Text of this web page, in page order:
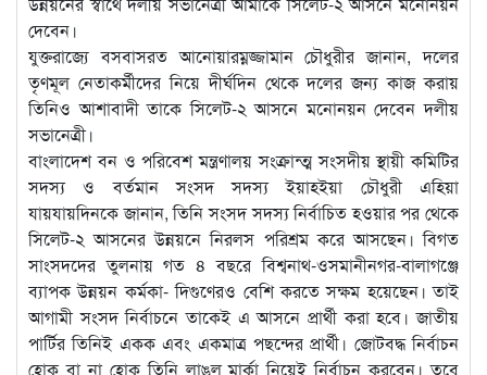
দেবেন।
যুক্তরাজ্যে বসবাসরত আনোয়ারম্নজ্জামান চৌধুরীর জানান, দলের
তৃণমূল নেতাকর্মীদের নিয়ে দীর্ঘদিন থেকে দলের জন্য কাজ করায়
তিনিও আশাবাদী তাকে সিলেট-২ আসনে মনোনয়ন দেবেন দলীয়
সভানেত্রী।
বাংলাদেশ বন ও পরিবেশ মন্ত্রণালয় সংক্রান্ত্ম সংসদীয় স্থায়ী কমিটির
সদস্য ও বর্তমান সংসদ সদস্য ইয়াহইয়া চৌধুরী এহিয়া
যায়যায়দিনকে জানান, তিনি সংসদ সদস্য নির্বাচিত হওয়ার পর থেকে
সিলেট-২ আসনের উন্নয়নে নিরলস পরিশ্রম করে আসছেন। বিগত
সাংসদদের তুলনায় গত ৪ বছরে বিশ্বনাথ-ওসমানীনগর-বালাগঞ্জে
ব্যাপক উন্নয়ন কর্মকা- দিগুণেরও বেশি করতে সক্ষম হয়েছেন। তাই
আগামী সংসদ নির্বাচনে তাকেই এ আসনে প্রার্থী করা হবে। জাতীয়
পার্টির তিনিই একক এবং একমাত্র পছন্দের প্রার্থী। জোটবদ্ধ নির্বাচন
হোক বা না হোক তিনি লাঙল মার্কা নিয়েই নির্বাচন করবেন। তবে